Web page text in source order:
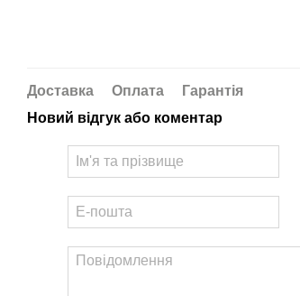
Доставка Оплата
Гарантія
Новий відгук або коментар